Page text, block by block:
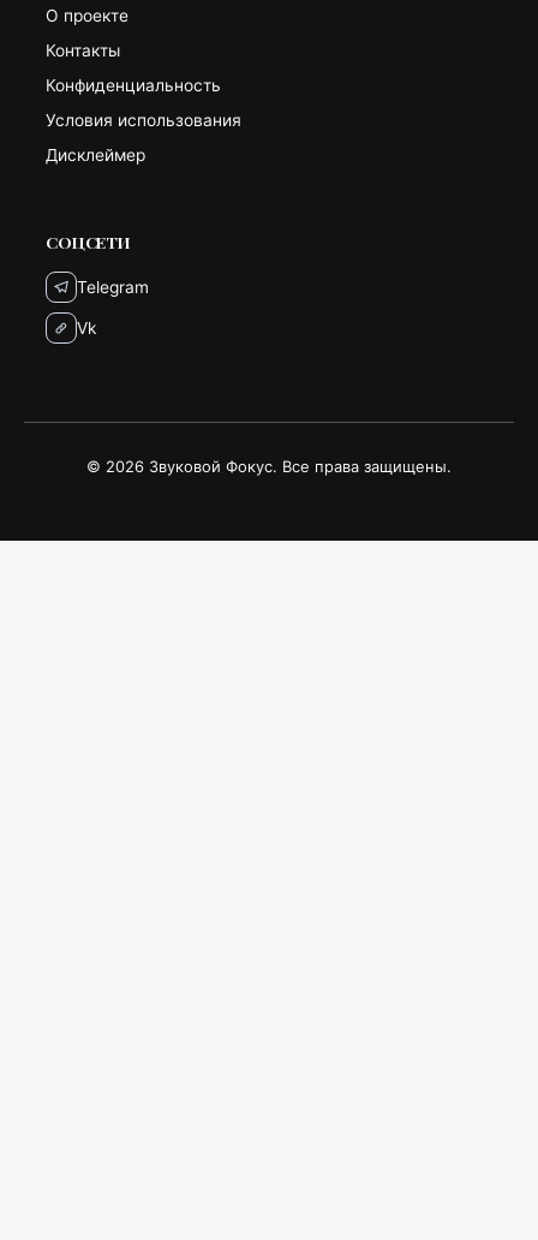
О проекте
Контакты
Конфиденциальность
Условия использования
Дисклеймер
СОЦСЕТИ
Telegram
Vk
© 2026 Звуковой Фокус. Все права защищены.